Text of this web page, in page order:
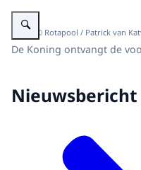
Vergroot afbeelding Koning en
Beeld: © Rotapool / Patrick van
De Koning ontvangt de
Nieuwsbericht